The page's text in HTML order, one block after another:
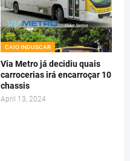
CAIO INDUSCAR
Via Metro já decidiu quais
carrocerias irá encarroçar 10
chassis
April 13, 2024